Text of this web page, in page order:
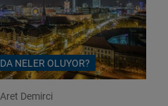
NELER OLUYOR?
Aret Demirci